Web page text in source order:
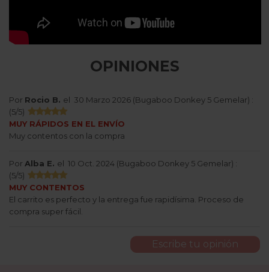
OPINIONES
Por Rocio B. el 30 Marzo 2026 (Bugaboo Donkey 5 Gemelar) :
(5/5)
MUY RÁPIDOS EN EL ENVÍO
Muy contentos con la compra
Por Alba E. el 10 Oct. 2024 (Bugaboo Donkey 5 Gemelar) :
(5/5)
MUY CONTENTOS
El carrito es perfecto y la entrega fue rapidísima. Proceso de
compra super fácil.
Escribe tu opinión